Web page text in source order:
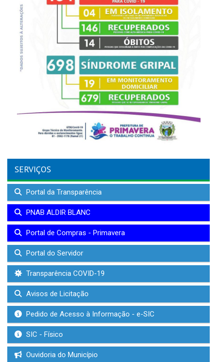
SERVIÇOS
Portal da Transparência
PNAB ALDIR BLANC
Portal de Compras - Primavera
Portal do Servidor
Transparência COVID-19
Avisos de Licitação
Pedido de Acesso à Informação - e-SIC
SIC - Físico
Ouvidoria do Município